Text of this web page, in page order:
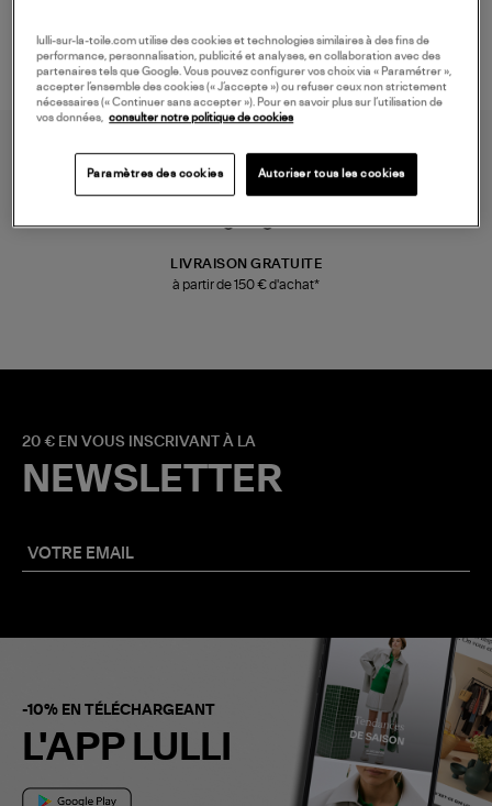
LIVRAISON GRATUITE
à partir de 150 € d'achat*
20 € EN VOUS INSCRIVANT À LA
NEWSLETTER
-10% EN TÉLÉCHARGEANT
L'APP LULLI
lulli-sur-la-toile.com utilise des cookies et technologies similaires à des fins de
performance, personnalisation, publicité et analyses, en collaboration avec des
partenaires tels que Google. Vous pouvez configurer vos choix via « Paramétrer »,
accepter l’ensemble des cookies (« J’accepte ») ou refuser ceux non strictement
nécessaires (« Continuer sans accepter »). Pour en savoir plus sur l’utilisation de
vos données, consulter notre politique de cookies
Paramètres des cookies Autoriser tous les cookies